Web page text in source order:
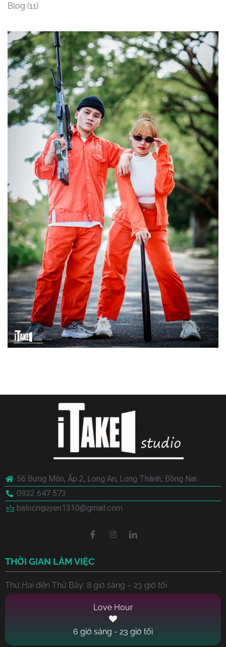
Blog (11)
56 Bưng Môn, Ấp 2, Long An, Long Thành, Đồng Nai.
0932 647 573
balocnguyen1310@gmail.com
THỜI GIAN LÀM VIỆC
Thứ Hai đến Thứ Bảy: 8 giờ sáng – 23 giờ tối
Love Hour
6 giờ sáng - 23 giờ tối